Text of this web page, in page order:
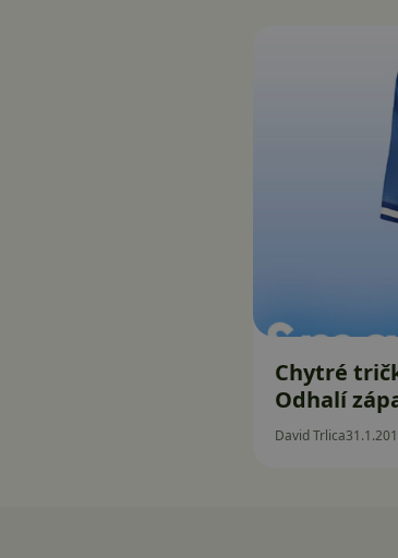
Chytré
Odhalí
David Trlica